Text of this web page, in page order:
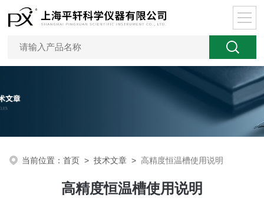
当前位置：首页 >技术文章 > 高精度恒温槽使用说明
高精度恒温槽使用说明